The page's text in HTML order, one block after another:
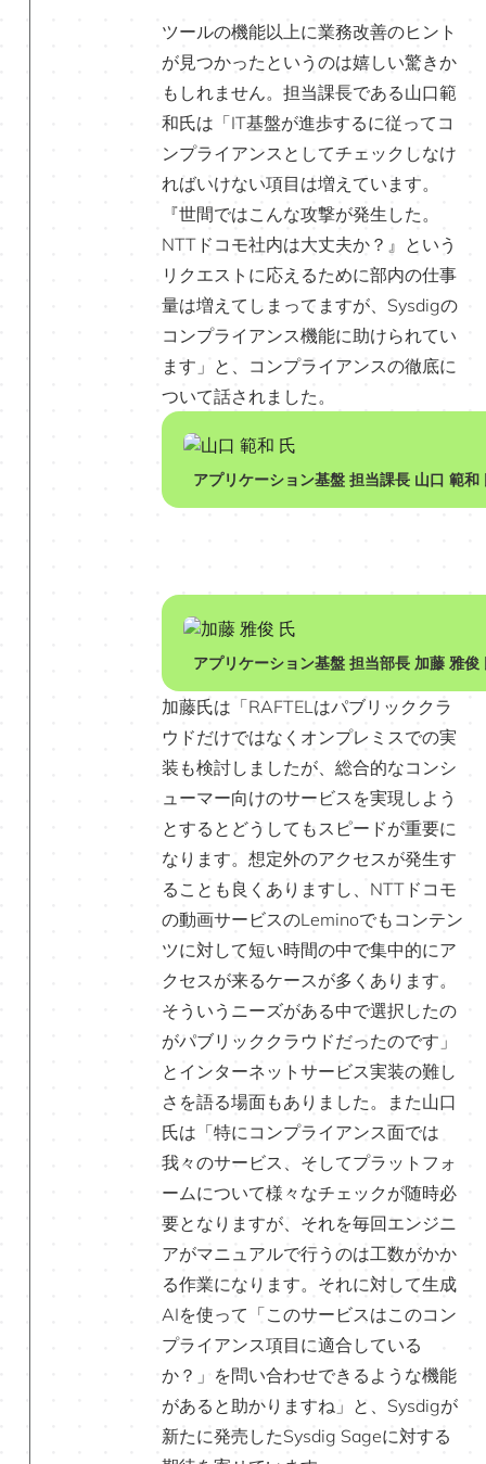
ツールの機能以上に業務改善のヒント
が見つかったというのは嬉しい驚きか
もしれません。担当課長である山口範
和氏は「IT基盤が進歩するに従ってコ
ンプライアンスとしてチェックしなけ
ればいけない項目は増えています。
『世間ではこんな攻撃が発生した。
NTTドコモ社内は大丈夫か？』という
リクエストに応えるために部内の仕事
量は増えてしまってますが、Sysdigの
コンプライアンス機能に助けられてい
ます」と、コンプライアンスの徹底に
ついて話されました。
アプリケーション基盤 担当課長 山口 範和
アプリケーション基盤 担当部長 加藤 雅俊
加藤氏は「RAFTELはパブリッククラ
ウドだけではなくオンプレミスでの実
装も検討しましたが、総合的なコンシ
ューマー向けのサービスを実現しよう
とするとどうしてもスピードが重要に
なります。想定外のアクセスが発生す
ることも良くありますし、NTTドコモ
の動画サービスのLeminoでもコンテン
ツに対して短い時間の中で集中的にア
クセスが来るケースが多くあります。
そういうニーズがある中で選択したの
がパブリッククラウドだったのです」
とインターネットサービス実装の難し
さを語る場面もありました。また山口
氏は「特にコンプライアンス面では
我々のサービス、そしてプラットフォ
ームについて様々なチェックが随時必
要となりますが、それを毎回エンジニ
アがマニュアルで行うのは工数がかか
る作業になります。それに対して生成
AIを使って「このサービスはこのコン
プライアンス項目に適合している
か？」を問い合わせできるような機能
があると助かりますね」と、Sysdigが
新たに発売したSysdig Sageに対する